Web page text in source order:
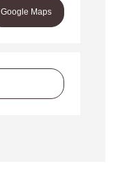
Google Maps